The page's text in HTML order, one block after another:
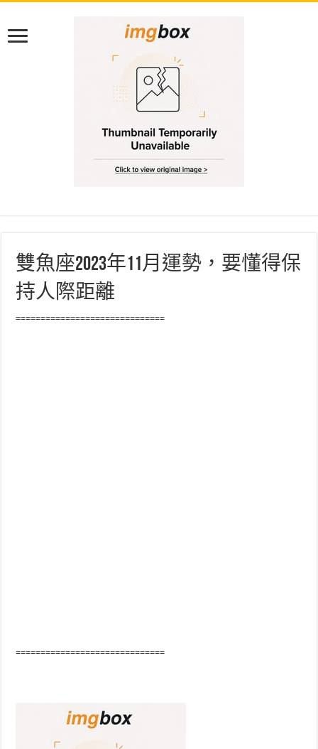
雙魚座2023年11月運勢，要懂得保
持人際距離
==============================
==============================